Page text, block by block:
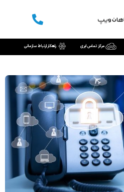
مرکز تماس ابری راهکار ارتباط سازمانی